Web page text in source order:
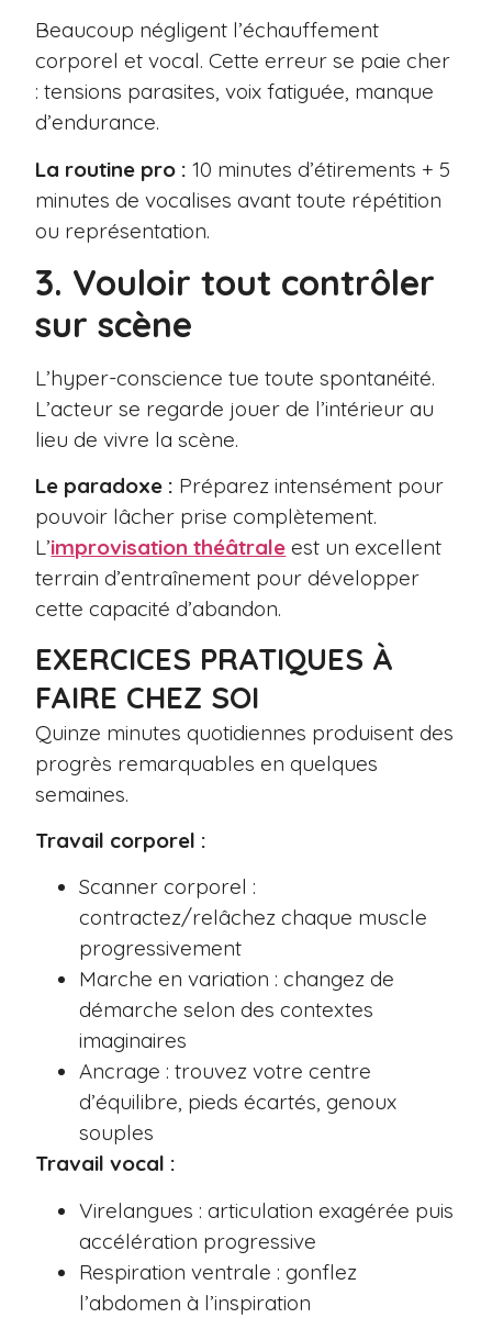
Beaucoup négligent l’échauffement
corporel et vocal. Cette erreur se paie cher
: tensions parasites, voix fatiguée, manque
d’endurance.
La routine pro : 10 minutes d’étirements + 5
minutes de vocalises avant toute répétition
ou représentation.
3. Vouloir tout contrôler
sur scène
L’hyper-conscience tue toute spontanéité.
L’acteur se regarde jouer de l’intérieur au
lieu de vivre la scène.
Le paradoxe : Préparez intensément pour
pouvoir lâcher prise complètement.
L’improvisation théâtrale est un excellent
terrain d’entraînement pour développer
cette capacité d’abandon.
EXERCICES PRATIQUES À
FAIRE CHEZ SOI
Quinze minutes quotidiennes produisent des
progrès remarquables en quelques
semaines.
Travail corporel :
Scanner corporel :
contractez/relâchez chaque muscle
progressivement
Marche en variation : changez de
démarche selon des contextes
imaginaires
Ancrage : trouvez votre centre
d’équilibre, pieds écartés, genoux
souples
Travail vocal :
Virelangues : articulation exagérée puis
accélération progressive
Respiration ventrale : gonflez
l’abdomen à l’inspiration